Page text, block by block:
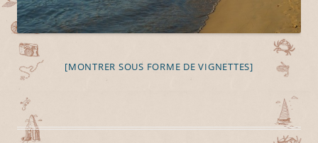
[MONTRER SOUS FORME DE VIGNETTES]